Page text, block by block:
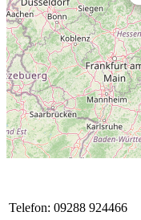
Telefon: 09288 924466